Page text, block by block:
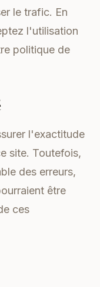
le trafic. En
l'utilisation
politique de
l'exactitude
site. Toutefois,
des erreurs,
être
ces